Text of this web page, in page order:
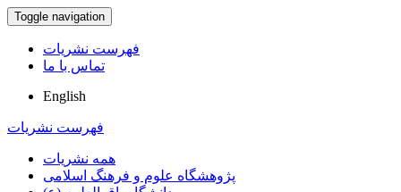
Toggle navigation
فهرست نشریات
تماس با ما
English
فهرست نشریات
همه نشریات
پژوهشگاه علوم و فرهنگ اسلامی